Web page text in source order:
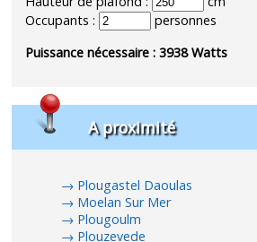
Occupants :
personnes
Puissance nécessaire :3938Watts
A proximité
Plougastel Daoulas
Moelan Sur Mer
Plougoulm
Plouzevede